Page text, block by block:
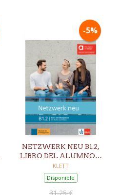
-5%
NETZWERK NEU B1.2,
LIBRO DEL ALUMNO Y
DE EJERCICIOS
EDICION HIBRIDA
ALLANGO
KLETT
Disponible
31,25 €